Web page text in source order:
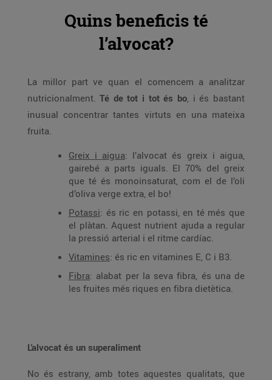
Quins beneficis té
l’alvocat?
La millor part ve quan el comencem a analitzar
nutricionalment. Té de tot i tot és bo, i és bastant
inusual concentrar tantes virtuts en una mateixa
fruita.
Greix i aigua: l’alvocat és greix i aigua,
gairebé a parts iguals. El 70% del greix
que té és monoinsaturat, com el de l’oli
d’oliva verge extra, el bo!
Potassi: és ric en potassi, en té més que
el plàtan. Aquest nutrient ajuda a regular
la pressió arterial i el ritme cardíac.
Vitamines: és ric en vitamines E, C i B3.
Fibra: alabat per la seva fibra, és una de
les fruites més riques en fibra dietètica.
L'alvocat és un superaliment
No és estrany, amb totes aquestes qualitats, que